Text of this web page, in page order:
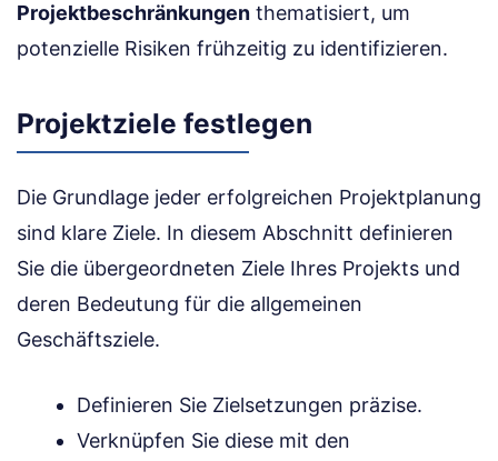
Projektbeschränkungen thematisiert, um
potenzielle Risiken frühzeitig zu identifizieren.
Projektziele festlegen
Die Grundlage jeder erfolgreichen Projektplanung
sind klare Ziele. In diesem Abschnitt definieren
Sie die übergeordneten Ziele Ihres Projekts und
deren Bedeutung für die allgemeinen
Geschäftsziele.
Definieren Sie Zielsetzungen präzise.
Verknüpfen Sie diese mit den